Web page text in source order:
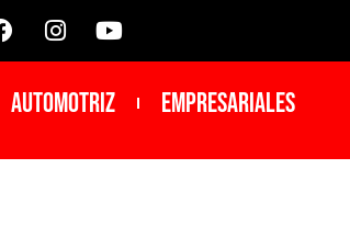
Automotriz Empresariales